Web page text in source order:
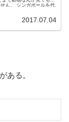
ん。 シンガポールを代
2017.07.04
ある。